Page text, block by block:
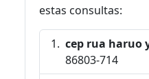
estas consultas:
cep rua haruo
86803-714